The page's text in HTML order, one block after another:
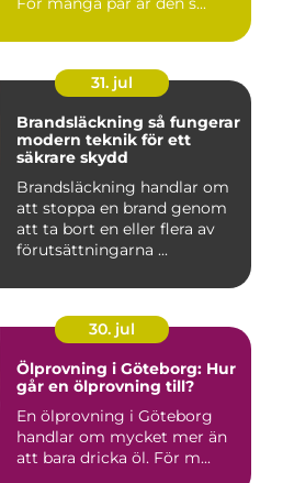
31. jul
Brandsläckning så fungerar
modern teknik för ett
säkrare skydd
Brandsläckning handlar om
att stoppa en brand genom
att ta bort en eller flera av
förutsättningarna ...
30. jul
Ölprovning i Göteborg: Hur
går en ölprovning till?
En ölprovning i Göteborg
handlar om mycket mer än
att bara dricka öl. För m...